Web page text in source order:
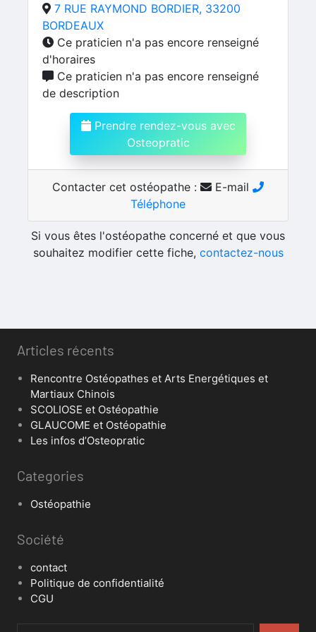
7 RUE RAYMOND BORDIER, 33200
BORDEAUX
Ce praticien n'a pas encore renseigné
d'horaires
Ce praticien n'a pas encore renseigné
de description
Prendre rendez-vous avec
Osteopratic
Contacter cet ostéopathe :
E-mail
Téléphone
Si vous êtes l'ostéopathe concerné et que vous
souhaitez modifier cette fiche, contactez-nous
Articles récents
Rencontre Ostéopathes et Arts Energétiques et
Martiaux Chinois
SCOLIOSE et Ostéopathie
GLAUCOME et Ostéopathie
Les infos d’Osteopratic
Categories
Ostéopathie
Société
contact
Politique de confidentialité
CGU